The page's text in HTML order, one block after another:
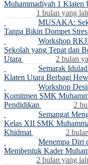
Muhammadiyah 1 Klaten
1 bulan yang
MUSAKA:
Tanpa Bikin Dompet Stres
Workshop
Sekolah yang Tepat dan
Utara
2 bulan
Semarak
Klaten Utara Berbagi
Workshop
Komitmen SMK
Pendidikan
2
Semangat
Kelas XII SMK
Khidmat
2
Menempa Diri
Membentuk Kader
2 bulan yang